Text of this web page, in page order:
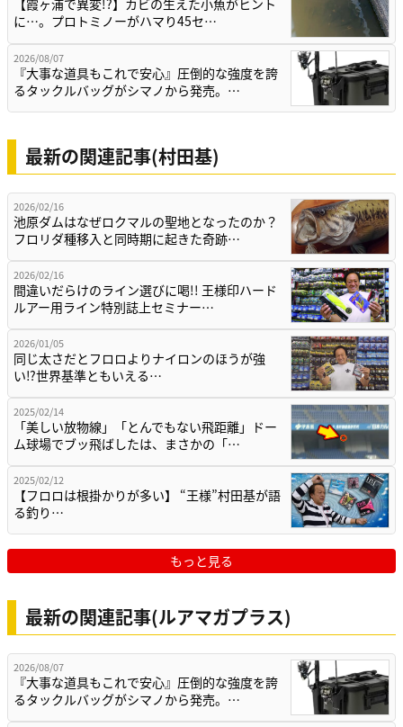
【霞ヶ浦で異変!?】カビの生えた小魚がヒント
に…。プロトミノーがハマり45セ…
2026/08/07
『大事な道具もこれで安心』圧倒的な強度を誇
るタックルバッグがシマノから発売。…
最新の関連記事(村田基)
2026/02/16
池原ダムはなぜロクマルの聖地となったのか？
フロリダ種移入と同時期に起きた奇跡…
2026/02/16
間違いだらけのライン選びに喝!! 王様印ハード
ルアー用ライン特別誌上セミナー…
2026/01/05
同じ太さだとフロロよりナイロンのほうが強
い⁉世界基準ともいえる…
2025/02/14
「美しい放物線」「とんでもない飛距離」ドー
ム球場でブッ飛ばしたは、まさかの「…
2025/02/12
【フロロは根掛かりが多い】 “王様”村田基が語
る釣り…
もっと見る
最新の関連記事(ルアマガプラス)
2026/08/07
『大事な道具もこれで安心』圧倒的な強度を誇
るタックルバッグがシマノから発売。…